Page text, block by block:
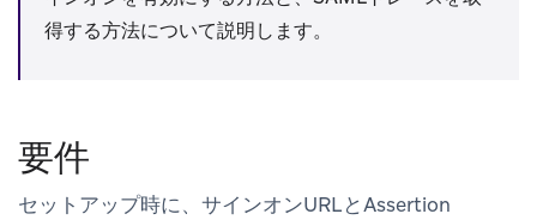
得する方法について説明します。
要件
セットアップ時に、サインオンURLとAssertion